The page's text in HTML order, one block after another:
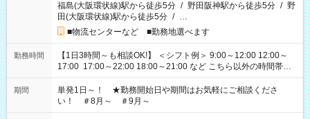
福島(大阪環状線)駅から徒歩5分 / 野田阪神駅から徒歩5分 / 野
田(大阪環状線)駅から徒歩5分 / …
■物流センターなど ■勤務地選べます
勤務時間
【1日3時間～も相談OK!】 ＜シフト例＞ 9:00～12:00 12:00～
17:00 17:00～22:00 18:00～21:00 など こちら以外の時間帯も
お気軽にご相談ください！
期間
単発1日～！ ★勤務開始日や期間はお気軽にご相談くださ
い！ ＃8月～ ＃9月～